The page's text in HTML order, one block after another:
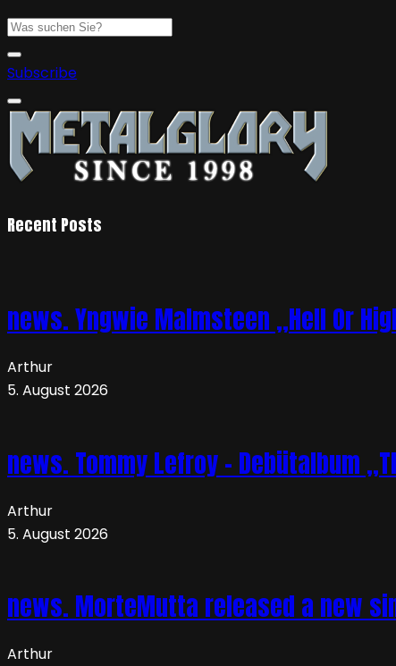
Subscribe
Recent Posts
news. Yngwie Malmsteen „Hell Or
Arthur
5. August 2026
news. Tommy Lefroy – Debütalbum
Arthur
5. August 2026
news. MorteMutta released a new
Arthur